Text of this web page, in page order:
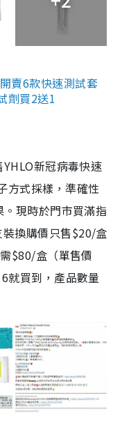
賣6款快速測試套
劑買2送1
新冠病毒快速
方式採樣，準確性
現時於門市買滿指
換購價只售$20/盒
$80/盒（單售價
就買到，產品數量